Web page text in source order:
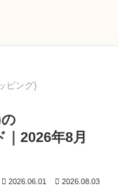
ピング)
2026年8月
2026.06.01 2026.08.03